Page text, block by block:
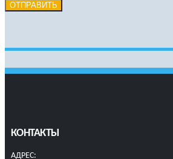
ОТПРАВИТЬ
КОНТАКТЫ
АДРЕС: